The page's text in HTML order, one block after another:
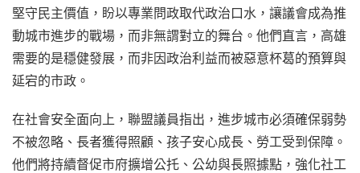
堅守民主價值，盼以專業問政取代政治口水，讓議會成為推
動城市進步的戰場，而非無謂對立的舞台。他們直言，高雄
需要的是穩健發展，而非因政治利益而被惡意杯葛的預算與
延宕的市政。
在社會安全面向上，聯盟議員指出，進步城市必須確保弱勢
不被忽略、長者獲得照顧、孩子安心成長、勞工受到保障。
他們將持續督促市府擴增公托、公幼與長照據點，強化社工